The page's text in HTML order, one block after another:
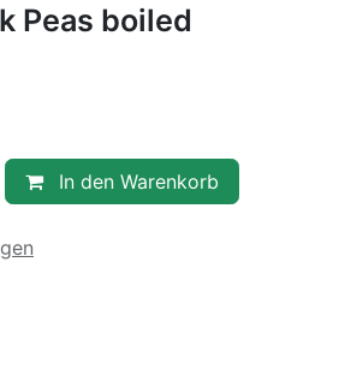
Peas boiled
In den Warenkorb